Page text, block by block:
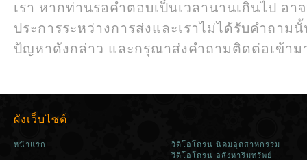
เรา หากท่านรอคำตอบเป็นเวลานานเกินไป อ
ประการระหว่างการส่งและเราไม่ได้รับคำถาม
ปัญหาดังกล่าว และกรุณาส่งคำถามติดต่อเข้าม
ผังเว็บไซต์
หน้าแรก
วิดีโอโดรน นิคมอุตสาหกรรม
วิดีโอโดรน อสังหาริมทรัพย์